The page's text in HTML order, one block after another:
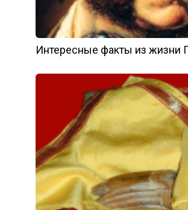
Интересные факты из жизни